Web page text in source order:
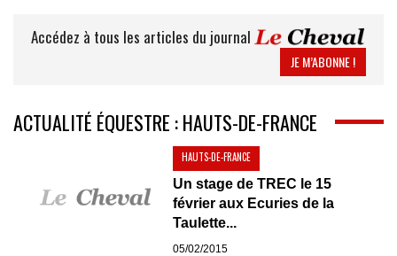
Accédez à tous les articles du journal
JE M’ABONNE !
ACTUALITÉ ÉQUESTRE : HAUTS-DE-FRANCE
HAUTS-DE-FRANCE
Un stage de TREC le 15
février aux Ecuries de la
Taulette...
05/02/2015